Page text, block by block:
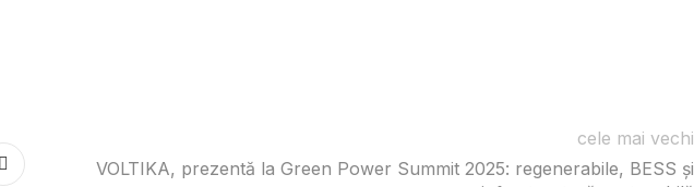
cele mai vechi
VOLTIKA, prezentă la Green Power Summit 2025: regenerabile, BESS și